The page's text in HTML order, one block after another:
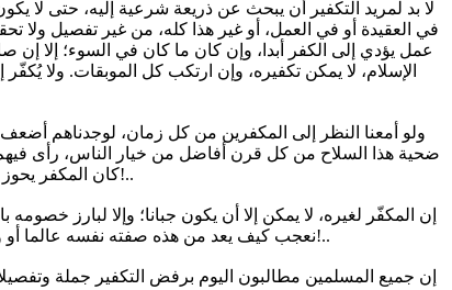
في العقيدة أو في العمل، أو غير هذا كله، من غير تفصيل ولا
عمل يؤدي إلى الكفر أبدا، وإن كان ما كان في السوء؛ إلا إن
الإسلام، لا يمكن تكفيره، وإن ارتكب كل الموبقات. ولا
ضحية هذا السلاح من كل قرن أفاضل من خيار الناس، رأى
كان المكفر يحوز أدنى درجات التدين، لمنعه خوفه من الله أن يُكفر!.. وهذا مما لا يحتاج إطالة كلام!..
نعجب كيف يعد من هذه صفته نفسه عالما أو واعظا، وهو يعاكس صفات الإيمان الواجب توافرها لدى عموم الناس. إذا أسَفَّ "العلماء"، فماذا بقي للسوقة؟!..